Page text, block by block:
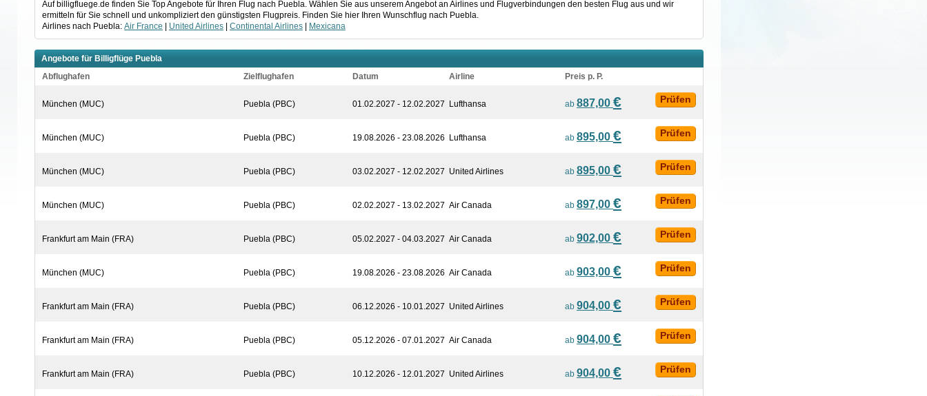
Auf billigfluege.de finden Sie Top Angebote für Ihren Flug nach Puebla. Wählen Sie aus unserem Angebot an Airlines und Flugverbindungen den besten Flug aus und wir
ermitteln für Sie schnell und unkompliziert den günstigsten Flugpreis. Finden Sie hier Ihren Wunschflug nach Puebla.
Airlines nach Puebla: Air France United Airlines| Continental Airlines| Mexicana
Angebote für Billigflüge Puebla
Abflughafen
Zielflughafen Datum Airline Preis p. P.
München (MUC) Puebla (PBC) 01.02.2027 - 12.02.2027 Lufthansa ab 887,00 € Prüfen
München (MUC) Puebla (PBC) 19.08.2026 - 23.08.2026 Lufthansa ab 895,00 € Prüfen
München (MUC) Puebla (PBC) 03.02.2027 - 12.02.2027 United Airlines ab 895,00 € Prüfen
München (MUC) Puebla (PBC) 02.02.2027 - 13.02.2027 Air Canada ab 897,00 € Prüfen
Frankfurt am Main (FRA) Puebla (PBC) 05.02.2027 - 04.03.2027 Air Canada ab 902,00 € Prüfen
München (MUC) Puebla (PBC) 19.08.2026 - 23.08.2026 Air Canada ab 903,00 € Prüfen
Frankfurt am Main (FRA) Puebla (PBC) 06.12.2026 - 10.01.2027 United Airlines ab 904,00 € Prüfen
Frankfurt am Main (FRA) Puebla (PBC) 05.12.2026 - 07.01.2027 Air Canada ab 904,00 € Prüfen
Frankfurt am Main (FRA) Puebla (PBC) 10.12.2026 - 12.01.2027 United Airlines ab 904,00 € Prüfen